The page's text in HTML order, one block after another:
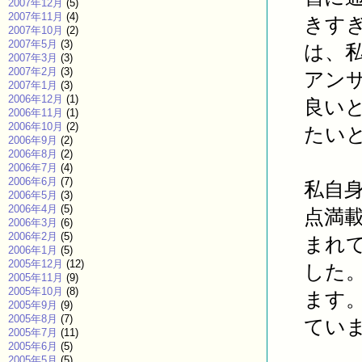
きす
は、
アン
良い
たい
私自
点満
まれ
した
ます
てい
2007年12月 (5)
2007年11月 (4)
2007年10月 (2)
2007年5月 (3)
2007年3月 (3)
2007年2月 (3)
2007年1月 (3)
2006年12月 (1)
2006年11月 (1)
2006年10月 (2)
2006年9月 (2)
2006年8月 (2)
2006年7月 (4)
2006年6月 (7)
2006年5月 (3)
2006年4月 (5)
2006年3月 (6)
2006年2月 (5)
2006年1月 (5)
2005年12月 (12)
2005年11月 (9)
2005年10月 (8)
2005年9月 (9)
2005年8月 (7)
2005年7月 (11)
2005年6月 (5)